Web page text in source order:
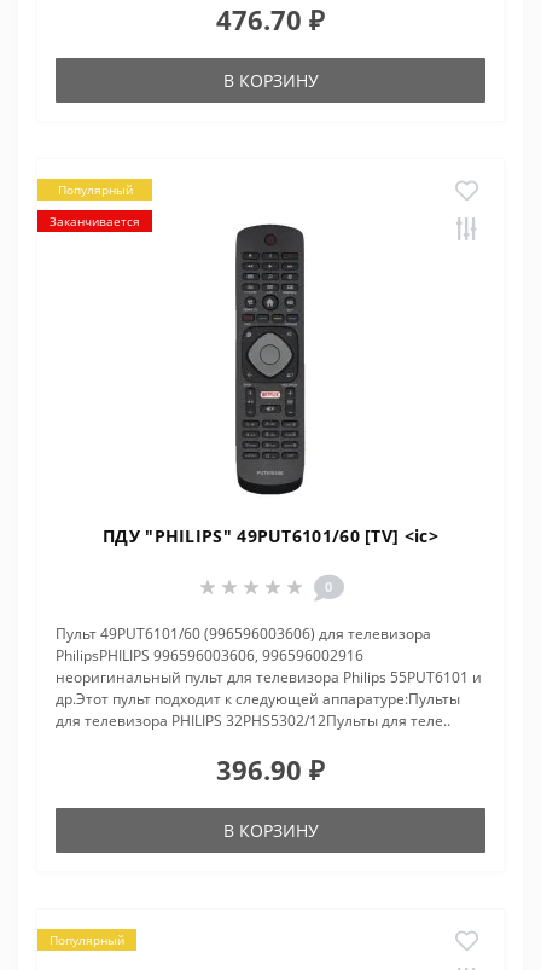
476.70 ₽
В КОРЗИНУ
Популярный
Заканчивается
ПДУ "PHILIPS" 49PUT6101/60 [TV] <ic>
0
Пульт 49PUT6101/60 (996596003606) для телевизора
PhilipsPHILIPS 996596003606, 996596002916
неоригинальный пульт для телевизора Philips 55PUT6101 и
др.Этот пульт подходит к следующей аппаратуре:Пульты
для телевизора PHILIPS 32PHS5302/12Пульты для теле..
396.90 ₽
В КОРЗИНУ
Популярный